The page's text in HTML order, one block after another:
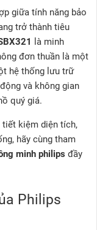
giữa tính năng bảo
trở thành tiêu
là minh
đơn thuần là một
hệ thống lưu trữ
và không gian
quý giá.
tiết kiệm diện tích,
hãy cùng tham
minh philips đầy
Philips